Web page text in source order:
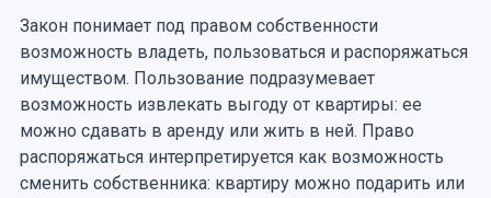
Закон понимает под правом собственности
возможность владеть, пользоваться и распоряжаться
имуществом. Пользование подразумевает
возможность извлекать выгоду от квартиры: ее
можно сдавать в аренду или жить в ней. Право
распоряжаться интерпретируется как возможность
сменить собственника: квартиру можно подарить или